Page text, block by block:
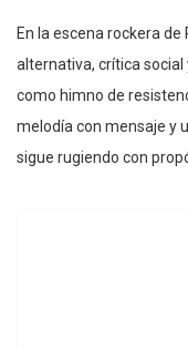
En la escena rockera
alternativa, crítica social
como himno de
melodía con mensaje y
sigue rugiendo con